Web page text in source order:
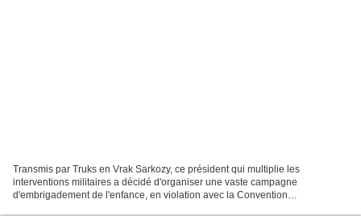
Transmis par Truks en Vrak Sarkozy, ce président qui multiplie les
interventions militaires a décidé d'organiser une vaste campagne
d'embrigadement de l'enfance, en violation avec la Convention